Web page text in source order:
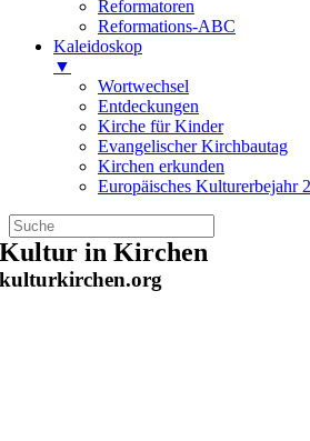
Reformatoren
Reformations-ABC
Kaleidoskop
▼
Wortwechsel
Entdeckungen
Kirche für Kinder
Evangelischer Kirchbautag
Kirchen erkunden
Europäisches Kulturerbejahr
Zum
Inhalt
springen
Kultur in Kirchen
kulturkirchen.org